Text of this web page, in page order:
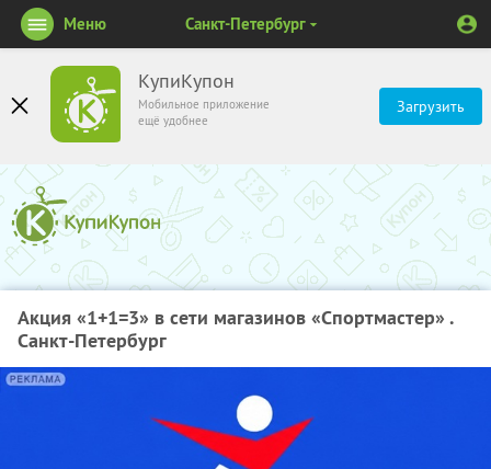
КупиКупон
Мобильное приложение
ещё удобнее
Загрузить
Меню Санкт-Петербург
Акция «1+1=3» в сети магазинов «Спортмастер» .
Санкт-Петербург